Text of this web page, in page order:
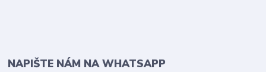
NAPIŠTE NÁM NA WHATSAPP